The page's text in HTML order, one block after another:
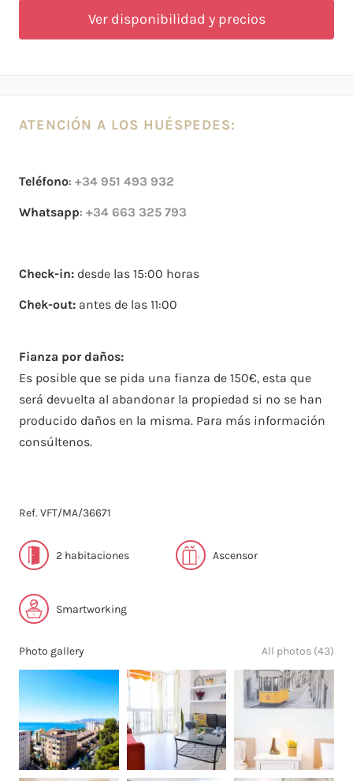
Ver disponibilidad y precios
ATENCIÓN A LOS HUÉSPEDES:
Teléfono: +34 951 493 932
Whatsapp: +34 663 325 793
Check-in: desde las 15:00 horas
Chek-out: antes de las 11:00
Fianza por daños:
Es posible que se pida una fianza de 150€, esta que
será devuelta al abandonar la propiedad si no se han
producido daños en la misma. Para más información
consúltenos.
Ref. VFT/MA/36671
2 habitaciones Ascensor
Smartworking
Photo gallery All photos (43)